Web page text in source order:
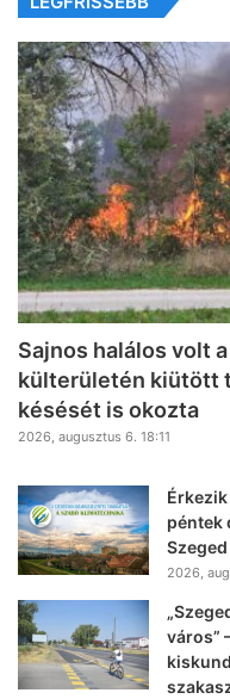
Sajnos halálos volt
külterületén kiütött
késését is okozta
2026, augusztus 6. 18:11
péntek
2026,
város”